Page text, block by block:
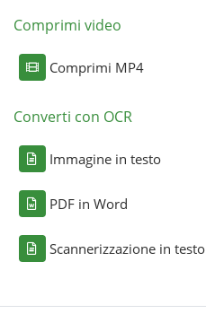
Comprimi video
Comprimi MP4
Converti con OCR
Immagine in testo
PDF in Word
Scannerizzazione in testo